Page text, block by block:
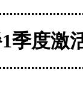
季度激